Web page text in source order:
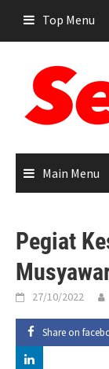
content
Top Menu
Main Menu
Pegiat
27/10/2022
Share on